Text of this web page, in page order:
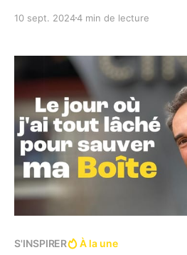
prise. Pourtant, ce n’est pas ce que je ressens
attentes sociales du dimanche
10 sept. 20244 min de lecture
S'INSPIRER À la une